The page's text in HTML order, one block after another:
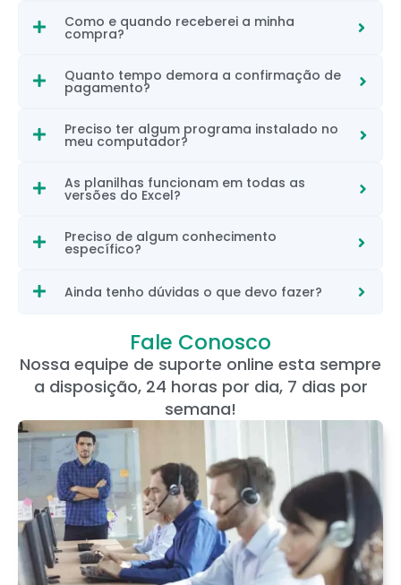
Como e quando receberei a minha
compra?
Quanto tempo demora a confirmação de
pagamento?
Preciso ter algum programa instalado no
meu computador?
As planilhas funcionam em todas as
versões do Excel?
Preciso de algum conhecimento
específico?
Ainda tenho dúvidas o que devo fazer?
Fale Conosco
Nossa equipe de suporte online esta sempre
a disposição, 24 horas por dia, 7 dias por
semana!